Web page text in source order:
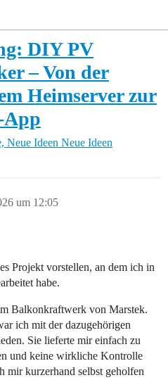
DIY PV
– Von der
Heimserver zur
App
Neue Ideen Neue Ideen
um 12:05
Projekt vorstellen, an dem ich in
habe.
Balkonkraftwerk von Marstek.
ich mit der dazugehörigen
Sie lieferte mir einfach zu
und keine wirkliche Kontrolle
mir kurzerhand selbst geholfen